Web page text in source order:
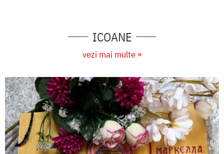
ICOANE
vezi mai multe »